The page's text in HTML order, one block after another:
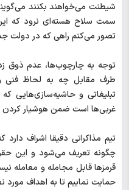
شیطنت می‌خواهند بکنند
سمت سلاح هسته‌ای نرود که
تصور می‌کنم راهی که در دولت
توجه به چارچوب‌ها، عدم ذوق
طرف مقابل چه به لحاظ فنی
تبلیغاتی و حاشیه‌سازی‌هایی
غربی‌ها است ضمن هوشیار کردن ما
تیم مذاکراتی دقیقا اشراف
چگونه تعریف می‌شود و این
قرمزها قابل مجامله و معامله
حمایت نماییم تا به اهداف مورد